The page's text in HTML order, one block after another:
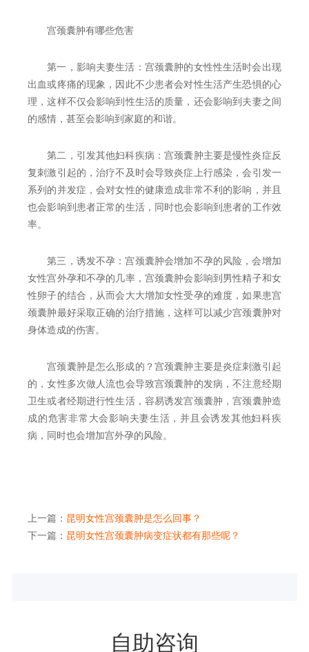
宫颈囊肿有哪些危害
第一，影响夫妻生活：宫颈囊肿的女性性生活时会出现
出血或疼痛的现象，因此不少患者会对性生活产生恐惧的心
理，这样不仅会影响到性生活的质量，还会影响到夫妻之间
的感情，甚至会影响到家庭的和谐。
第二，引发其他妇科疾病：宫颈囊肿主要是慢性炎症反
复刺激引起的，治疗不及时会导致炎症上行感染，会引发一
系列的并发症，会对女性的健康造成非常不利的影响，并且
也会影响到患者正常的生活，同时也会影响到患者的工作效
率。
第三，诱发不孕：宫颈囊肿会增加不孕的风险，会增加
女性宫外孕和不孕的几率，宫颈囊肿会影响到男性精子和女
性卵子的结合，从而会大大增加女性受孕的难度，如果患宫
颈囊肿最好采取正确的治疗措施，这样可以减少宫颈囊肿对
身体造成的伤害。
宫颈囊肿是怎么形成的？宫颈囊肿主要是炎症刺激引起
的，女性多次做人流也会导致宫颈囊肿的发病，不注意经期
卫生或者经期进行性生活，容易诱发宫颈囊肿，宫颈囊肿造
成的危害非常大会影响夫妻生活，并且会诱发其他妇科疾
病，同时也会增加宫外孕的风险。
上一篇： 昆明女性宫颈囊肿是怎么回事？
下一篇： 昆明女性宫颈囊肿病变症状都有那些呢？
自助咨询